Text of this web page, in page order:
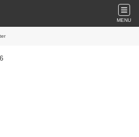
MENU